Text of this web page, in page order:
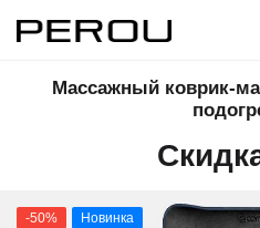
Массажный коврик-
-50% Новинка